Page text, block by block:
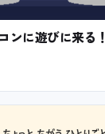
ンに遊びに来る！